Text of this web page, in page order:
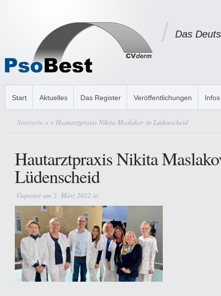
Das
Start Aktuelles Das Register Veröffentlichungen
Startseite » » Hautarztpraxis Nikita Maslakov in Lüdenscheid
Hautarztpraxis Nikita
Lüdenscheid
Gepostet am 2. März 2022 in